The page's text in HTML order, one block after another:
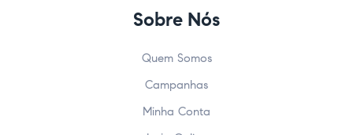
Sobre Nós
Quem Somos
Campanhas
Minha Conta